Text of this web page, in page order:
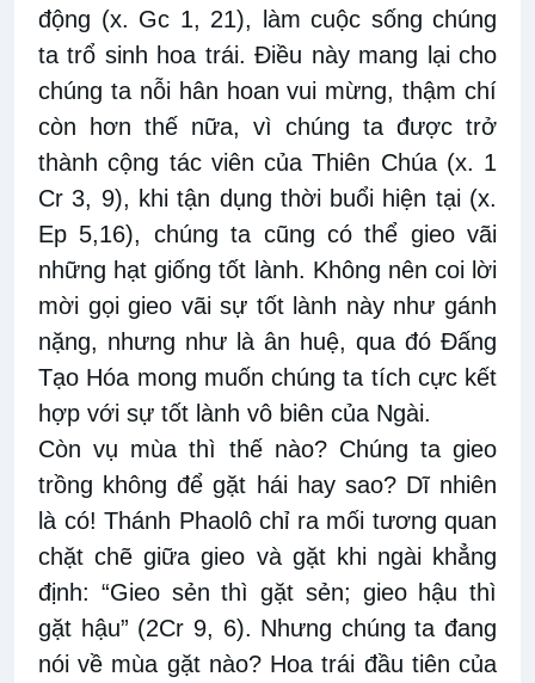
động (x. Gc 1, 21), làm cuộc sống chúng
ta trổ sinh hoa trái. Điều này mang lại cho
chúng ta nỗi hân hoan vui mừng, thậm chí
còn hơn thế nữa, vì chúng ta được trở
thành cộng tác viên của Thiên Chúa (x. 1
Cr 3, 9), khi tận dụng thời buổi hiện tại (x.
Ep 5,16), chúng ta cũng có thể gieo vãi
những hạt giống tốt lành. Không nên coi lời
mời gọi gieo vãi sự tốt lành này như gánh
nặng, nhưng như là ân huệ, qua đó Đấng
Tạo Hóa mong muốn chúng ta tích cực kết
hợp với sự tốt lành vô biên của Ngài.
Còn vụ mùa thì thế nào? Chúng ta gieo
trồng không để gặt hái hay sao? Dĩ nhiên
là có! Thánh Phaolô chỉ ra mối tương quan
chặt chẽ giữa gieo và gặt khi ngài khẳng
định: “Gieo sẻn thì gặt sẻn; gieo hậu thì
gặt hậu” (2Cr 9, 6). Nhưng chúng ta đang
nói về mùa gặt nào? Hoa trái đầu tiên của